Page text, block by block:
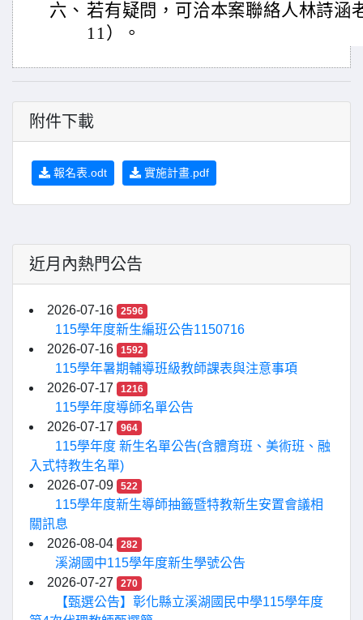
六、 若有疑問，可洽本案聯絡人林詩涵
11）。
附件下載
報名表.odt 實施計畫.pdf
近月內熱門公告
2026-07-16 2596
115學年度新生編班公告1150716
2026-07-16
1592
115學年暑期輔導班級教師課表與注意事項
2026-07-17
1216
115學年度導師名單公告
2026-07-17
964
115學年度 新生名單公告(含體育班、美術班、融
入式特教生名單)
2026-07-09
522
115學年度新生導師抽籤暨特教新生安置會議相
關訊息
2026-08-04
282
溪湖國中115學年度新生學號公告
2026-07-27
270
【甄選公告】彰化縣立溪湖國民中學115學年度